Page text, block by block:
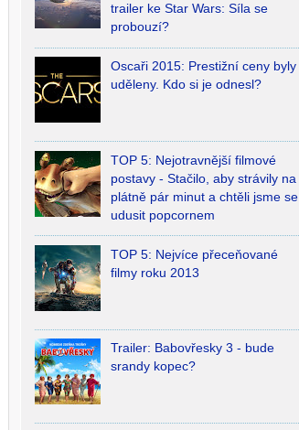
trailer ke Star Wars: Síla se
probouzí?
Oscaři 2015: Prestižní ceny byly
uděleny. Kdo si je odnesl?
TOP 5: Nejotravnější filmové
postavy - Stačilo, aby strávily na
plátně pár minut a chtěli jsme se
udusit popcornem
TOP 5: Nejvíce přeceňované
filmy roku 2013
Trailer: Babovřesky 3 - bude
srandy kopec?